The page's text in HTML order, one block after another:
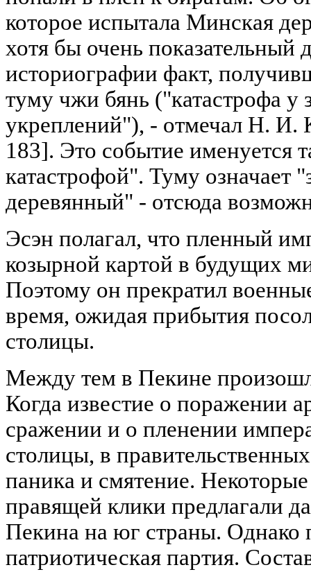
которое испытала Минская
хотя бы очень показательный
историографии факт,
туму чжи бянь ("катастрофа у
укреплений"), - отмечал Н. И.
183]. Это событие именуется
катастрофой". Туму означает
деревянный" - отсюда
Эсэн полагал, что пленный
козырной картой в будущих
Поэтому он прекратил
время, ожидая прибытия
столицы.
Между тем в Пекине
Когда известие о поражении
сражении и о пленении
столицы, в
паника и смятение.
правящей клики предлагали
Пекина на юг страны. Однако
патриотическая партия.